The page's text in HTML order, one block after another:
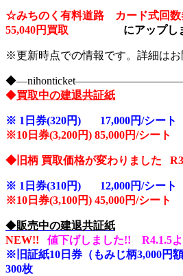
☆みちのく有料道路 カード式回
55,040円買取 にアップし
※更新時点での情報です。詳細は
◆買取中の建退共証紙
※ 1日券(320円) 17,000円/シート
※10 日券(3,200円) 85,000円/シート
◆旧柄 買取価格が変わりました
※ 1日券(310円) 12,000円/シート
※10 日券(3,100円) 45,000円/シート
◆販売中の建退共証紙
NEW!! 値下げしました!! R4.1.5よ
※旧証紙10日券（もみじ柄3,000円額
300枚